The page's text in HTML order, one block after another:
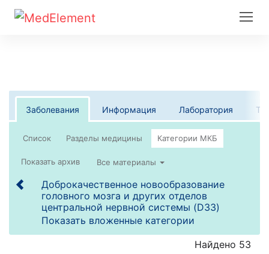
Заболевания Информация Лаборатория
Список
Все материалы
Доброкачественное новообразование
головного мозга и других отделов
центральной нервной системы (D33)
Показать вложенные категории
Найдено 53